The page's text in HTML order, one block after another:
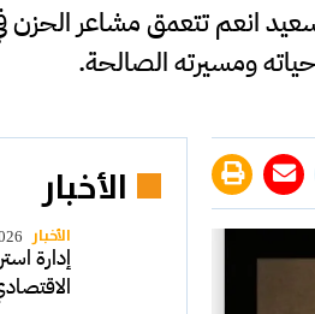
انعم تتعمق مشاعر الحزن
ومسيرته الصالحة.
الأخبار
الأخبار
إدارة